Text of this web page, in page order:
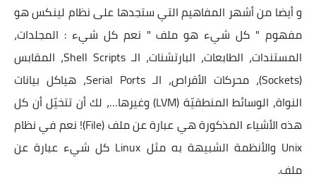
و أيضا من أشهر المفاهيم التي ستجدها على نظام لينكس هو
مفهوم " كل شيء هو ملف " نعم كل شيء : المجلدات،
المستندات، الطابعات، البارتشنات، الـ Shell Scripts، المقابس
(Sockets)، محركات اﻷقراص، الـ Serial Ports، هياكل بيانات
النواة، الوسائط المنطقيّة (LVM) وغيرها…، لك أن تتخيّل أن كل
هذه اﻷشياء المذكورة هي عبارة عن ملف (File)! نعم في نظام
Unix واﻷنظمة الشبيهة به مثل Linux كل شيء عبارة عن
ملف.